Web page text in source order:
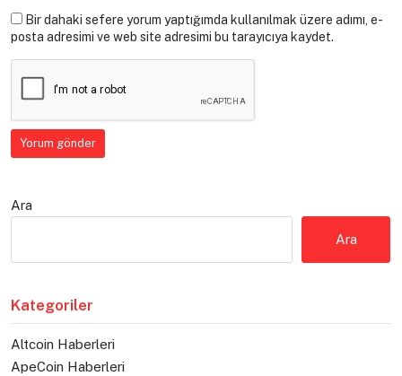
Bir dahaki sefere yorum yaptığımda kullanılmak üzere adımı, e-
posta adresimi ve web site adresimi bu tarayıcıya kaydet.
Ara
Ara
Kategoriler
Altcoin Haberleri
ApeCoin Haberleri